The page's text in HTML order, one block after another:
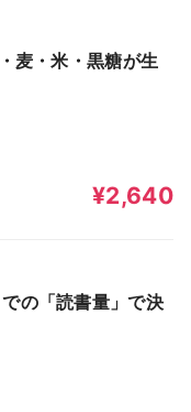
麦・米・黒糖が生
¥2,640
の「読書量」で決